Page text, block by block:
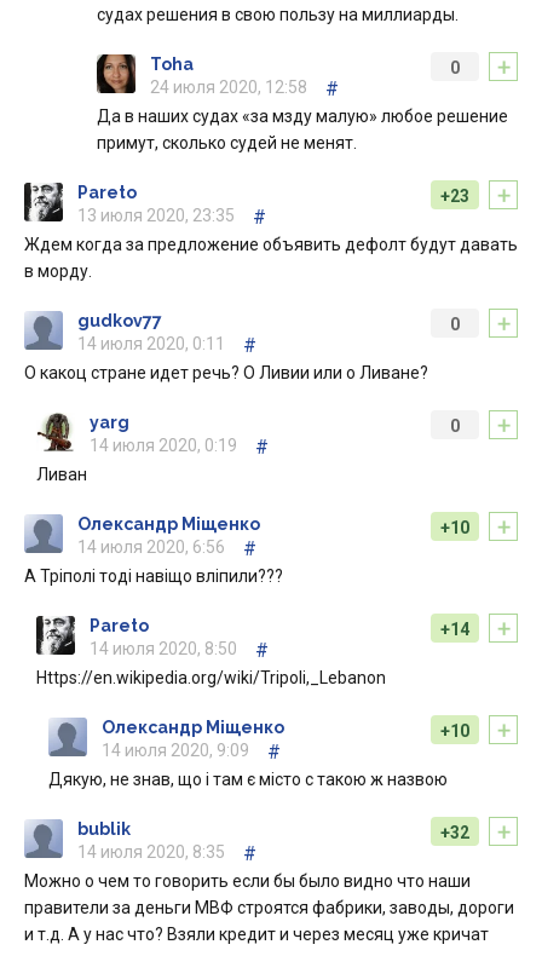
судах решения в свою пользу на миллиарды.
+
0
Toha
24 июля 2020, 12:58
#
Да в наших судах «за мзду малую» любое решение
примут, сколько судей не менят.
+
+23
Pareto
13 июля 2020, 23:35
#
Ждем когда за предложение объявить дефолт будут давать
в морду.
+
0
gudkov77
14 июля 2020, 0:11
#
О какоц стране идет речь? О Ливии или о Ливане?
+
0
yarg
14 июля 2020, 0:19
#
Ливан
+
+10
Олександр Міщенко
14 июля 2020, 6:56
#
А Тріполі тоді навіщо вліпили???
+
+14
Pareto
14 июля 2020, 8:50
#
Https://en.wikipedia.org/wiki/Tripoli,_Lebanon
+
+10
Олександр Міщенко
14 июля 2020, 9:09
#
Дякую, не знав, що і там є місто с такою ж назвою
+
+32
bublik
14 июля 2020, 8:35
#
Можно о чем то говорить если бы было видно что наши
правители за деньги МВФ строятся фабрики, заводы, дороги
и т.д. А у нас что? Взяли кредит и через месяц уже кричат